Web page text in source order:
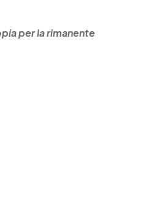
per la rimanente